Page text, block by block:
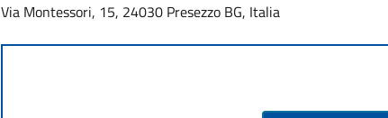
Via Montessori, 15, 24030 Presezzo BG, Italia